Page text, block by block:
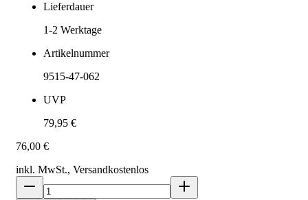
Lieferdauer
1-2 Werktage
Artikelnummer
9515-47-062
UVP
79,95 €
76,00 €
inkl. MwSt., Versandkostenlos